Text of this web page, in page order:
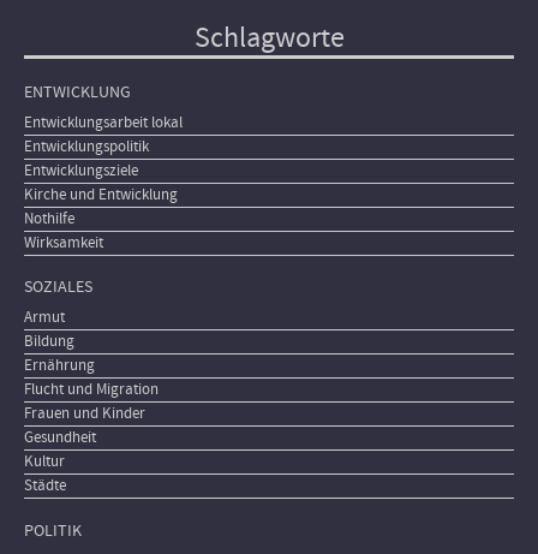
Schlagworte
ENTWICKLUNG
Entwicklungsarbeit lokal
Entwicklungspolitik
Entwicklungsziele
Kirche und Entwicklung
Nothilfe
Wirksamkeit
SOZIALES
Armut
Bildung
Ernährung
Flucht und Migration
Frauen und Kinder
Gesundheit
Kultur
Städte
POLITIK